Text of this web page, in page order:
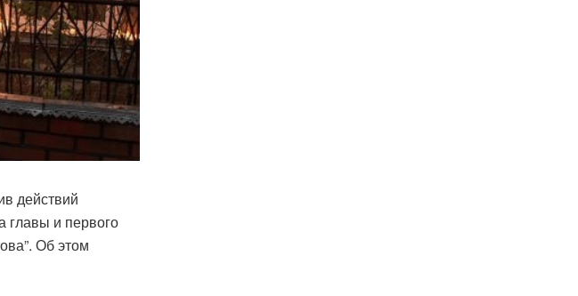
действий
главы и первого
Об этом